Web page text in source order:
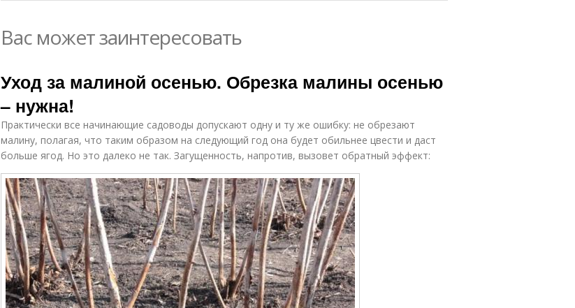
Вас может заинтересовать
Уход за малиной осенью. Обрезка малины осенью
– нужна!
Практически все начинающие садоводы допускают одну и ту же ошибку: не обрезают
малину, полагая, что таким образом на следующий год она будет обильнее цвести и даст
больше ягод. Но это далеко не так. Загущенность, напротив, вызовет обратный эффект: